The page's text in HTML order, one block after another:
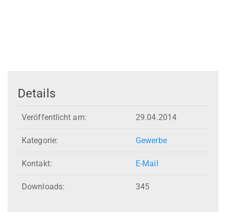
Details
Veröffentlicht am: 29.04.2014
Kategorie: Gewerbe
Kontakt: E-Mail
Downloads: 345